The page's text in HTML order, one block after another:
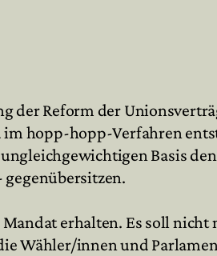
der Reform der
im hopp-hopp-Verfahren
Basis
erhalten. Es soll nicht
Wähler/innen und